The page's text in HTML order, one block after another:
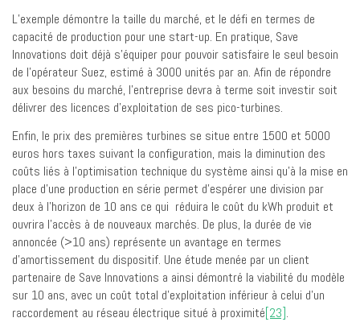
L’exemple démontre la taille du marché, et le défi en termes de
capacité de production pour une start-up. En pratique, Save
Innovations doit déjà s’équiper pour pouvoir satisfaire le seul besoin
de l’opérateur Suez, estimé à 3000 unités par an. Afin de répondre
aux besoins du marché, l’entreprise devra à terme soit investir soit
délivrer des licences d’exploitation de ses pico-turbines.
Enfin, le prix des premières turbines se situe entre 1500 et 5000
euros hors taxes suivant la configuration, mais la diminution des
coûts liés à l’optimisation technique du système ainsi qu’à la mise en
place d’une production en série permet d’espérer une division par
deux à l’horizon de 10 ans ce qui réduira le coût du kWh produit et
ouvrira l’accès à de nouveaux marchés. De plus, la durée de vie
annoncée (>10 ans) représente un avantage en termes
d’amortissement du dispositif. Une étude menée par un client
partenaire de Save Innovations a ainsi démontré la viabilité du modèle
sur 10 ans, avec un coût total d’exploitation inférieur à celui d’un
raccordement au réseau électrique situé à proximité[23].